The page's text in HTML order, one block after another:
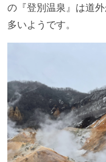
の『登別温泉』は道
多いようです。